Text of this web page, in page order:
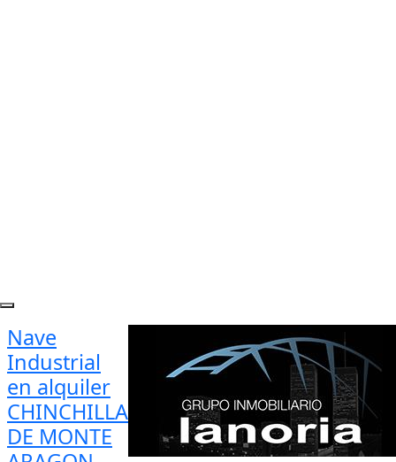
Nave
Industrial
en alquiler
CHINCHILLA
DE MONTE